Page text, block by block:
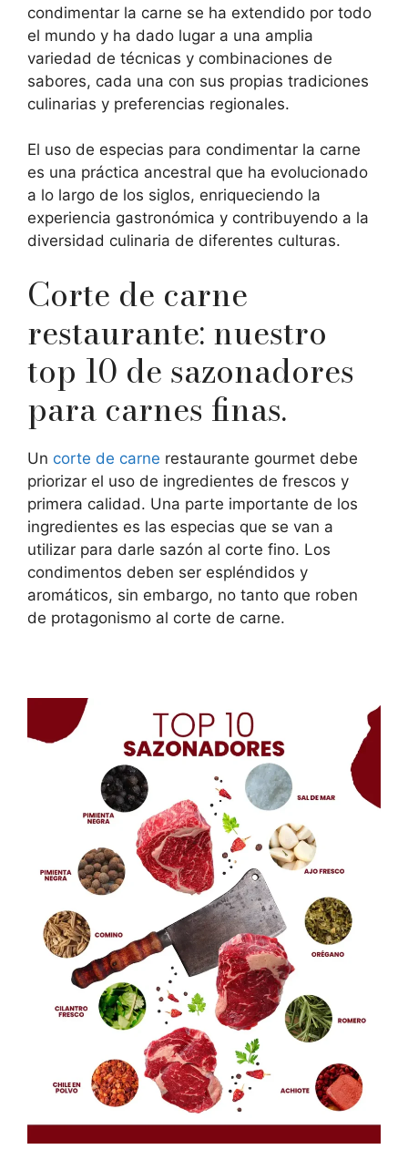
condimentar la carne se ha extendido por todo
el mundo y ha dado lugar a una amplia
variedad de técnicas y combinaciones de
sabores, cada una con sus propias tradiciones
culinarias y preferencias regionales.
El uso de especias para condimentar la carne
es una práctica ancestral que ha evolucionado
a lo largo de los siglos, enriqueciendo la
experiencia gastronómica y contribuyendo a la
diversidad culinaria de diferentes culturas.
Corte de carne
restaurante: nuestro
top 10 de sazonadores
para carnes finas.
Un corte de carne restaurante gourmet debe
priorizar el uso de ingredientes de frescos y
primera calidad. Una parte importante de los
ingredientes es las especias que se van a
utilizar para darle sazón al corte fino. Los
condimentos deben ser espléndidos y
aromáticos, sin embargo, no tanto que roben
de protagonismo al corte de carne.